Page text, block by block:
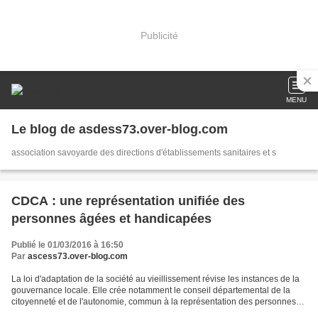
Publicité
MENU
Le blog de asdess73.over-blog.com
association savoyarde des directions d'établissements sanitaires et s
CDCA : une représentation unifiée des
personnes âgées et handicapées
Publié le 01/03/2016 à 16:50
Par ascess73.over-blog.com
La loi d'adaptation de la société au vieillissement révise les instances de la
gouvernance locale. Elle crée notamment le conseil départemental de la
citoyenneté et de l'autonomie, commun à la représentation des personnes